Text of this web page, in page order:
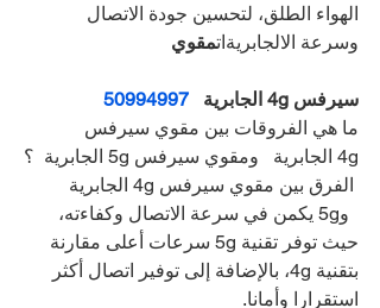
الهواء الطلق، لتحسين جودة الاتصال
وسرعة الالجابريةاتمقوي
سيرفس 4g الجابرية
50994997
ما هي الفروقات بين مقوي سيرفس
4g الجابرية   ومقوي سيرفس 5g الجابرية  ؟
الفرق بين مقوي سيرفس 4g الجابرية
و5g يكمن في سرعة الاتصال وكفاءته،
حيث توفر تقنية 5g سرعات أعلى مقارنة
بتقنية 4g، بالإضافة إلى توفير اتصال أكثر
استقرارا وأمانا.